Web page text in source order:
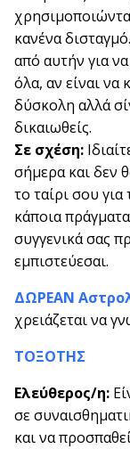
κανένα
από αυτήν για να
όλα, αν είναι να
δύσκολη αλλά
δικαιωθείς.
Σε σχέση:
σήμερα και δεν
το ταίρι σου για
κάποια
συγγενικά σας
εμπιστεύεσαι.
ΔΩΡΕΑΝ
χρειάζεται να
ΤΟΞΟΤΗΣ
Ελεύθερος/η:
σε
και να